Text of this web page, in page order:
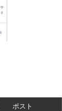
ポスト